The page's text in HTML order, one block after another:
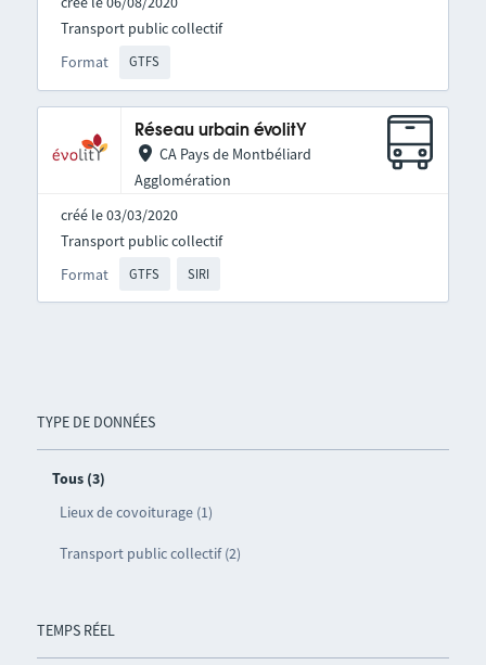
TYPE DE DONNÉES
Tous (3)
Lieux de covoiturage (1)
Transport public collectif (2)
TEMPS RÉEL
Format GTFS
Transport public collectif
Réseau urbain évolitY
CA Pays de Montbéliard
Agglomération
créé le 03/03/2020
Format GTFS SIRI
Transport public collectif